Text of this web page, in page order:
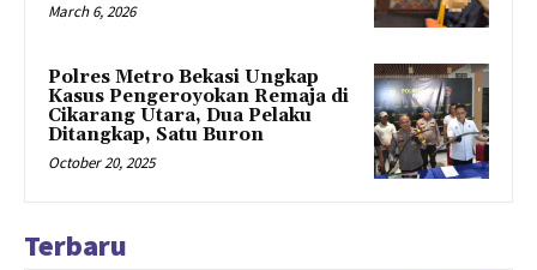
March 6, 2026
Polres Metro Bekasi Ungkap
Kasus Pengeroyokan Remaja di
Cikarang Utara, Dua Pelaku
Ditangkap, Satu Buron
October 20, 2025
Terbaru